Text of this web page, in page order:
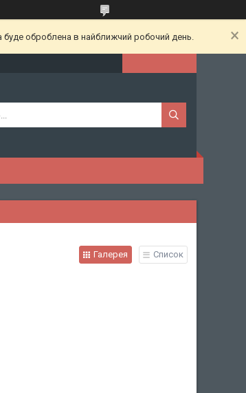
оброблена в найближчий робочий день.
Галерея Список